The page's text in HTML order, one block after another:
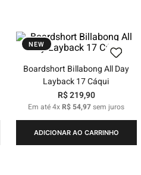
NEW
Boardshort Billabong All Day
Layback 17 Cáqui
R$219,90
Em até4xR$ 54,97sem juros
ADICIONAR AO CARRINHO